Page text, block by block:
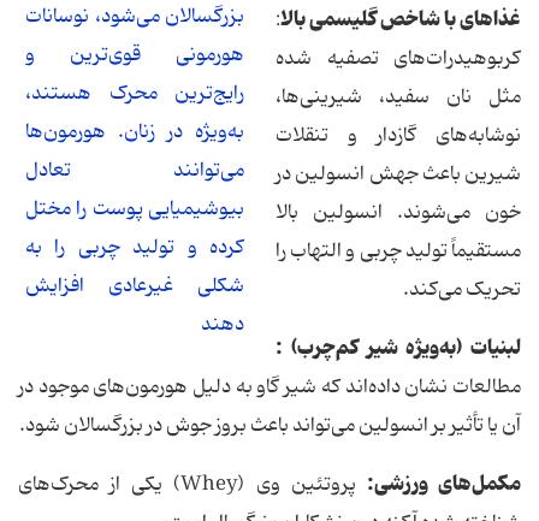
بزرگسالان می‌شود، نوسانات
هورمونی قوی‌ترین و
رایج‌ترین محرک هستند،
به‌ویژه در زنان. هورمون‌ها
می‌توانند تعادل
بیوشیمیایی پوست را مختل
کرده و تولید چربی را به
شکلی غیرعادی افزایش
دهند
غذاهای با شاخص گلیسمی بالا:
کربوهیدرات‌های تصفیه شده
مثل نان سفید، شیرینی‌ها،
نوشابه‌های گازدار و تنقلات
شیرین باعث جهش انسولین در
خون می‌شوند. انسولین بالا
مستقیماً تولید چربی و التهاب را
تحریک می‌کند.
لبنیات (به‌ویژه شیر کم‌چرب) :
مطالعات نشان داده‌اند که شیر گاو به دلیل هورمون‌های موجود در
آن یا تأثیر بر انسولین می‌تواند باعث بروز جوش در بزرگسالان شود.
مکمل‌های ورزشی:
پروتئین وی (Whey) یکی از محرک‌های